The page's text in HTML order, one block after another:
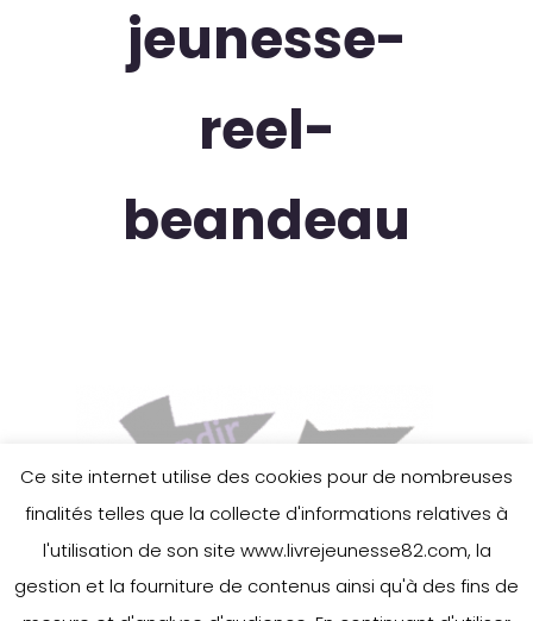
jeunesse-
reel-
beandeau
Ce site internet utilise des cookies pour de nombreuses
finalités telles que la collecte d'informations relatives à
l'utilisation de son site www.livrejeunesse82.com, la
gestion et la fourniture de contenus ainsi qu'à des fins de